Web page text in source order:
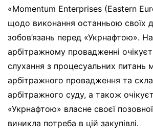
«Momentum Enterprises (Eastern
щодо виконання останньою своїх
зобов’язань перед «Укрнафтою».
арбітражному провадженні
слухання з процесуальних питань
арбітражного провадження та
арбітражного суду, а також
«Укрнафтою» власне своєї
виникла потреба в цій закупівлі.